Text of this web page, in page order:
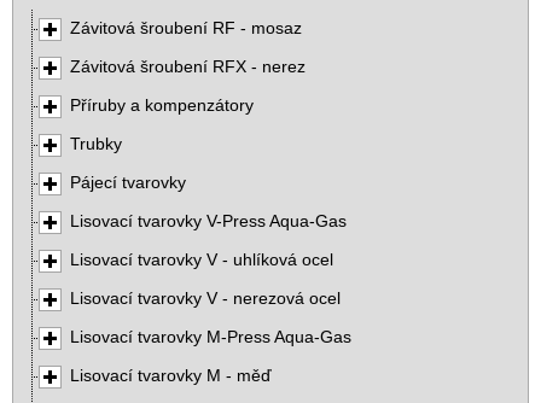
Závitová šroubení RF - mosaz
Závitová šroubení RFX - nerez
Příruby a kompenzátory
Trubky
Pájecí tvarovky
Lisovací tvarovky V-Press Aqua-Gas
Lisovací tvarovky V - uhlíková ocel
Lisovací tvarovky V - nerezová ocel
Lisovací tvarovky M-Press Aqua-Gas
Lisovací tvarovky M - měď